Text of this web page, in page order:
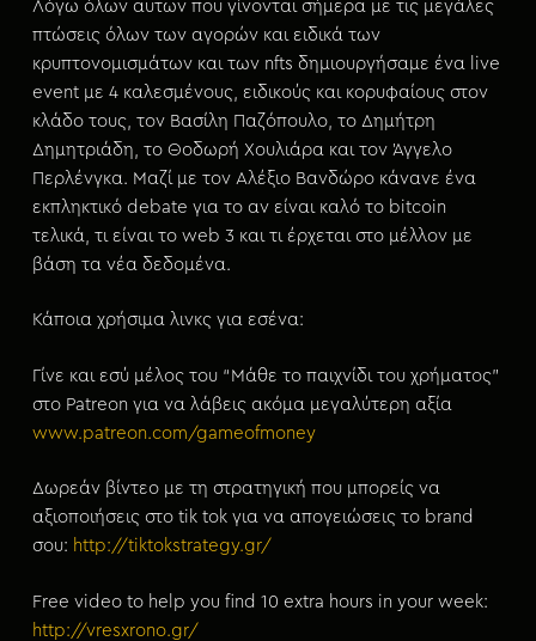
Λόγω όλων αυτων που γίνονται σήμερα με τις μεγάλες
πτώσεις όλων των αγορών και ειδικά των
κρυπτονομισμάτων και των nfts δημιουργήσαμε ένα live
event με 4 καλεσμένους, ειδικούς και κορυφαίους στον
κλάδο τους, τον Βασίλη Παζόπουλο, το Δημήτρη
Δημητριάδη, το Θοδωρή Χουλιάρα και τον Άγγελο
Περλένγκα. Μαζί με τον Αλέξιο Βανδώρο κάνανε ένα
εκπληκτικό debate για το αν είναι καλό το bitcoin
τελικά, τι είναι το web 3 και τι έρχεται στο μέλλον με
βάση τα νέα δεδομένα.
Κάποια χρήσιμα λινκς για εσένα:
Γίνε και εσύ μέλος του “Μάθε το παιχνίδι του χρήματος”
στο Patreon για να λάβεις ακόμα μεγαλύτερη αξία
www.patreon.com/gameofmoney
Δωρεάν βίντεο με τη στρατηγική που μπορείς να
αξιοποιήσεις στο tik tok για να απογειώσεις το brand
σου: http://tiktokstrategy.gr/
Free video to help you find 10 extra hours in your week:
http://vresxrono.gr/